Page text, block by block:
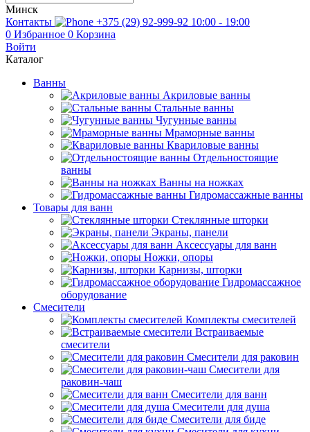
Минск
Контакты
+375 (29) 92-999-92 10:00 - 19:00
0 Избранное 0 Корзина
Войти
Каталог
Ванны
Акриловые ванны
Стальные ванны
Чугунные ванны
Мраморные ванны
Квариловые ванны
Отдельностоящие
ванны
Ванны на ножках
Гидромассажные ванны
Товары для ванн
Стеклянные шторки
Экраны, панели
Аксессуары для ванн
Ножки, опоры
Карнизы, шторки
Гидромассажное
оборудование
Смесители
Комплекты смесителей
Встраиваемые
смесители
Смесители для раковин
Смесители для
раковин-чаш
Смесители для ванн
Смесители для душа
Смесители для биде